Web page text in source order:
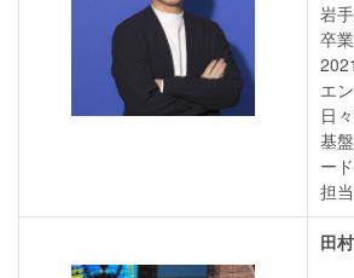
岩
卒
エ
日
基
ー
担
田